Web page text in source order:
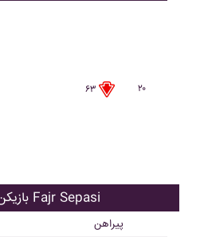
۶۳
۲۰
بازیکن تعویضی Fajr Sepasi
پیراهن